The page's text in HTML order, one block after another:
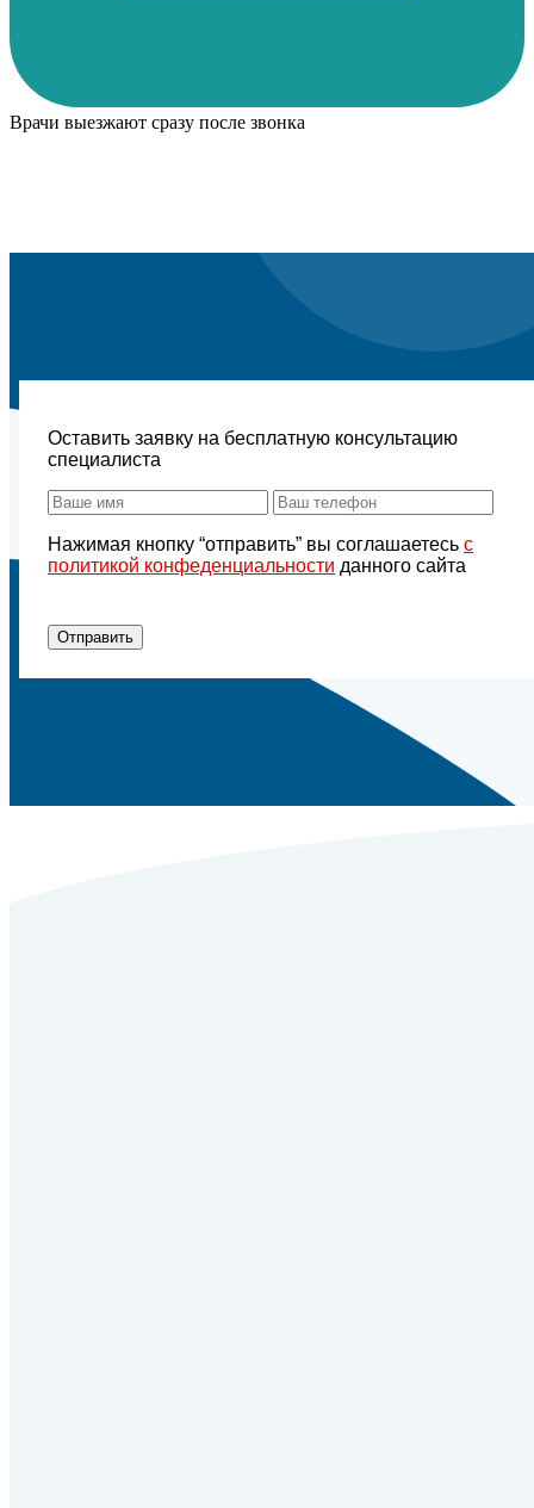
Врачи выезжают сразу после звонка
Оставить заявку на бесплатную консультацию
специалиста
Нажимая кнопку “отправить” вы соглашаетесь с
политикой конфеденциальности данного сайта
Отправить